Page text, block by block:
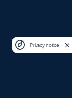
Privacy notice